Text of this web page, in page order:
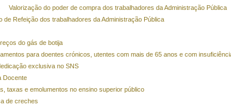
Valorização do poder de compra dos trabalhadores da Administração Pública
de Refeição dos trabalhadores da Administração Pública
do gás de botija
para doentes crónicos, utentes com mais de 65 anos e com
exclusiva no SNS
Docente
taxas e emolumentos no ensino superior público
de creches